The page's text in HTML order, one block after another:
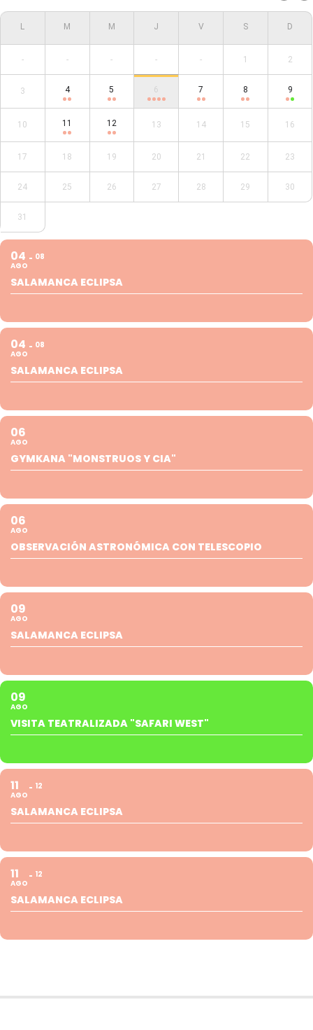
- - - - - 1 2
3 4 5 6 7 8 9
10 11 12 13 14 15 16
17 18 19 20 21 22 23
24 25 26 27 28 29 30
31
04
AGO
08
SALAMANCA ECLIPSA
04
AGO
08
SALAMANCA ECLIPSA
06
AGO
GYMKANA "MONSTRUOS Y CIA"
06
AGO
OBSERVACIÓN ASTRONÓMICA CON TELESCOPIO
09
AGO
SALAMANCA ECLIPSA
09
AGO
VISITA TEATRALIZADA "SAFARI WEST"
11
AGO
12
SALAMANCA ECLIPSA
11
AGO
12
SALAMANCA ECLIPSA